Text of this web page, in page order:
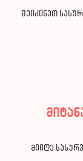
შეიძინეთ
მიიღე